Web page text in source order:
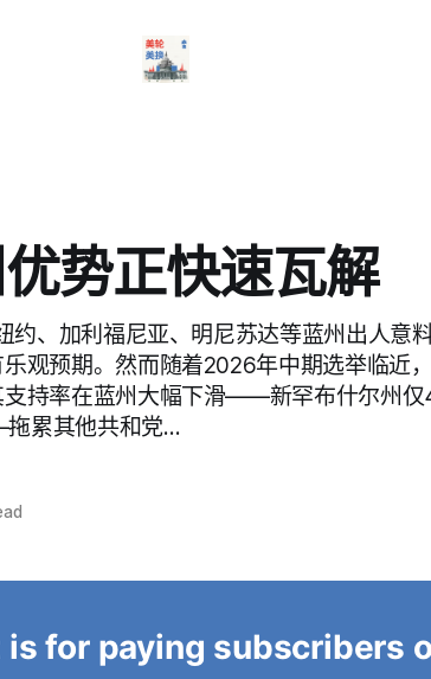
势正快速瓦解
约、加利福尼亚、明尼苏达等蓝州出人意
观预期。然而随着2026年中期选举临近
支持率在蓝州大幅下滑——新罕布什尔州
累其他共和党…
for paying subscribers